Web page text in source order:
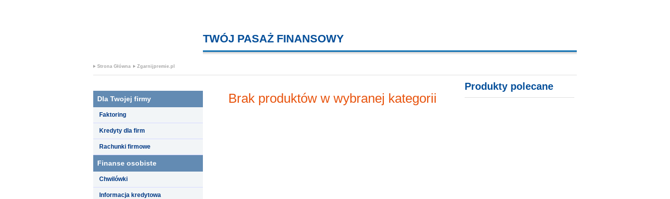
TWÓJ PASAŻ FINANSOWY
Strona Główna Zgarnijpremie.pl
Dla Twojej firmy
Faktoring
Kredyty dla firm
Rachunki firmowe
Finanse osobiste
Chwilówki
Informacja kredytowa
Brak produktów w wybranej kategorii
Produkty polecane